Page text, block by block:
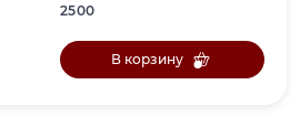
2500
В корзину